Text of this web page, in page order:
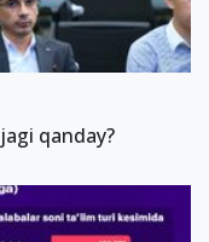
qanday?